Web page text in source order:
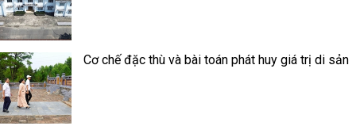
Cơ chế đặc thù và bài toán phát huy giá trị di sản